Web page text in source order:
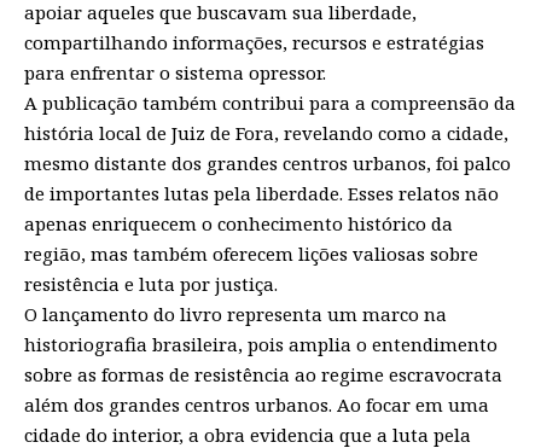
apoiar aqueles que buscavam sua liberdade,
compartilhando informações, recursos e estratégias
para enfrentar o sistema opressor.
A publicação também contribui para a compreensão da
história local de Juiz de Fora, revelando como a cidade,
mesmo distante dos grandes centros urbanos, foi palco
de importantes lutas pela liberdade. Esses relatos não
apenas enriquecem o conhecimento histórico da
região, mas também oferecem lições valiosas sobre
resistência e luta por justiça.
O lançamento do livro representa um marco na
historiografia brasileira, pois amplia o entendimento
sobre as formas de resistência ao regime escravocrata
além dos grandes centros urbanos. Ao focar em uma
cidade do interior, a obra evidencia que a luta pela